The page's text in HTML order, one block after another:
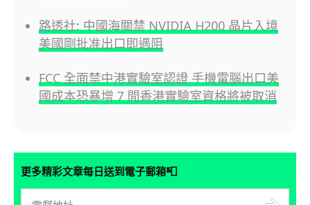
路透社: 中國海關禁 NVIDIA H200 晶片入境
美國剛批准出口即遇阻
FCC 全面禁中港實驗室認證 手機電腦出口美
國成本恐暴增 7 間香港實驗室資格將被取消
更多精彩文章每日送到電子郵箱📮